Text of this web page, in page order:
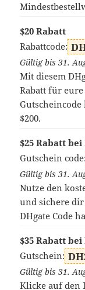
$20 Rabatt
Rabattcode:
Gültig bis 31.
Mit diesem
Rabatt für
$200.
$25 Rabatt
Gutschein
Gültig bis 31.
Nutze den
und sichere dir
DHgate Code
$35 Rabatt
Gutschein:
Gültig bis 31.
Klicke auf den